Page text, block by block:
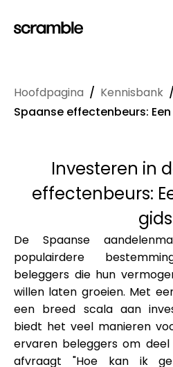
Merken
Hoofdpagina / Kennisbank /
Spaanse effectenbeurs:
Investeren in
effectenbeurs:
gids
De Spaanse
populairdere
beleggers die hun
willen laten groeien. Met
een breed scala aan
biedt het veel manieren
ervaren beleggers om
afvraagt "Hoe kan ik